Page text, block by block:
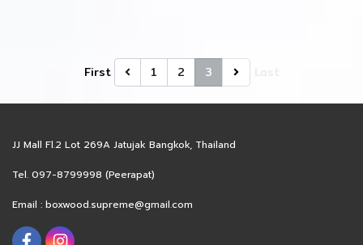
First 1 2 3
JJ Mall Fl.2 Lot 269A Jatujak Bangkok, Thailand
Tel. 097-8799998 (Peerapat)
Email : boxwood.supreme@gmail.com